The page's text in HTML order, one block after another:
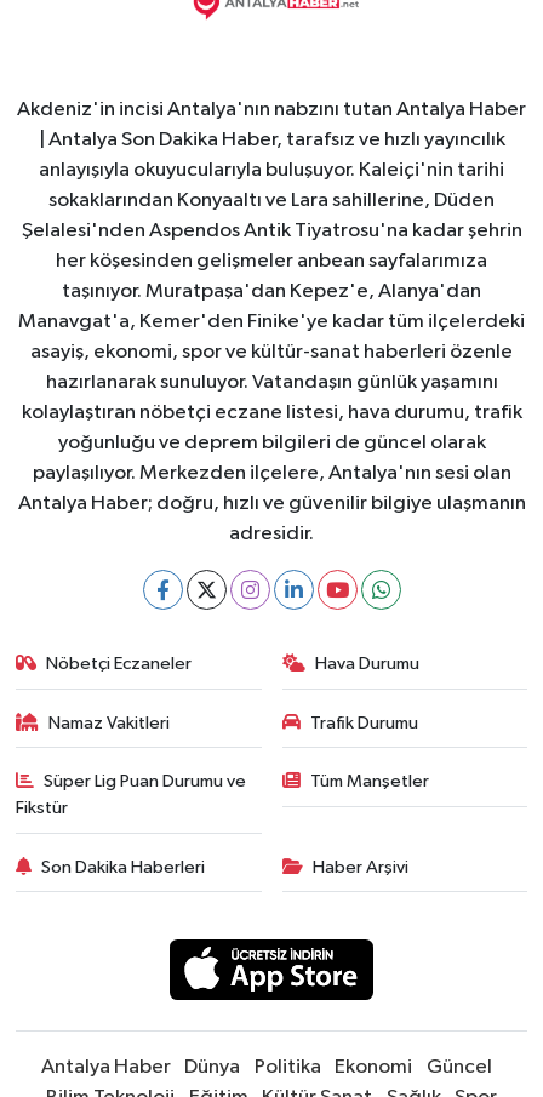
Akdeniz'in incisi Antalya'nın nabzını tutan Antalya Haber
| Antalya Son Dakika Haber, tarafsız ve hızlı yayıncılık
anlayışıyla okuyucularıyla buluşuyor. Kaleiçi'nin tarihi
sokaklarından Konyaaltı ve Lara sahillerine, Düden
Şelalesi'nden Aspendos Antik Tiyatrosu'na kadar şehrin
her köşesinden gelişmeler anbean sayfalarımıza
taşınıyor. Muratpaşa'dan Kepez'e, Alanya'dan
Manavgat'a, Kemer'den Finike'ye kadar tüm ilçelerdeki
asayiş, ekonomi, spor ve kültür-sanat haberleri özenle
hazırlanarak sunuluyor. Vatandaşın günlük yaşamını
kolaylaştıran nöbetçi eczane listesi, hava durumu, trafik
yoğunluğu ve deprem bilgileri de güncel olarak
paylaşılıyor. Merkezden ilçelere, Antalya'nın sesi olan
Antalya Haber; doğru, hızlı ve güvenilir bilgiye ulaşmanın
adresidir.
Nöbetçi Eczaneler Hava Durumu
Namaz Vakitleri Trafik Durumu
Süper Lig Puan Durumu ve
Fikstür
Tüm Manşetler
Son Dakika Haberleri Haber Arşivi
Antalya Haber Dünya Politika Ekonomi
Güncel